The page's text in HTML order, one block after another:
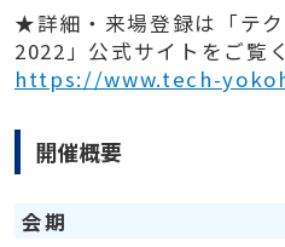
★詳細・来場登録は「テ
2022」公式サイトをご覧
https://www.tech-
開催概要
会期